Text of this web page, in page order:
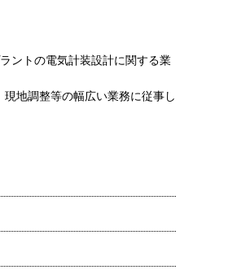
ントの電気計装設計に関する業
地調整等の幅広い業務に従事し